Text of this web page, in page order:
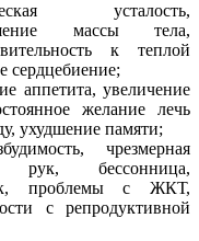
усталость,
массы тела,
к теплой
сердцебиение;
аппетита, увеличение
желание лечь
ухудшение памяти;
чрезмерная
рук, бессонница,
проблемы с ЖКТ,
с репродуктивной